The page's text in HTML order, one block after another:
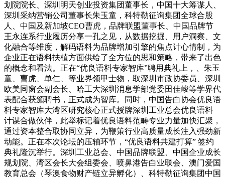
划院院长、深圳明天创业投资集团董事长，中国十大筹谋人、
深圳采纳营销公司董事长朱玉童，科特勒征询集团全球合股
人、中国及新加坡CEO曹虎，品牌联盟董事长、中国品牌节
王永连系行业履历分享一孔之见，从数据挖掘、用户洞察、文
化融合等维度，解码语料为品牌增加引擎的焦点计心情制，为
企业正在语料扶植方面供给了全方位的思和策略，带来了出色
的概念和看法。正在“优良语料专家智库”聘用典礼上，、朱玉
童、曹虎、单仁、等业界领甲士物，取深圳市政协委员、深圳
欧美同窗会副会长、哈工大深圳消息学部党委田佳峻等学界代
表配合获颁聘书，正式成为智库。同时，中国告白协会优良语
料专家智库大湾区研究核心正式授牌深圳工业总会优良语料
计谋合做伙伴，此举标记着优良语料范畴专业力量加快汇聚，
通过资本整合取协同立异，为鞭策行业高质量成长注入强劲新
动能。正在本次论坛的压轴环节，“优良语料共建打算” 签约
典礼隆沉举行。深圳工业总会、中国品牌联盟、中国企业成长
规划院、湾区会长大会组委会、喷鼻港告白业联会、澳门爱国
教育总会（琴澳食物财产链立异孵化）、科特勒征询集团中国